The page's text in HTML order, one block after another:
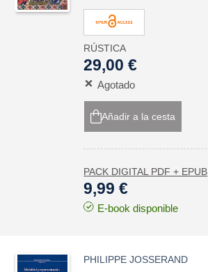
RÚSTICA
29,00 €
Agotado
Añadir a la cesta
PACK DIGITAL PDF + EPUB
9,99 €
E-book disponible
PHILIPPE JOSSERAND